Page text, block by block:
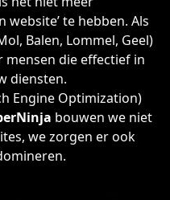
website’ te hebben. Als
Balen, Lommel, Geel)
die effectief in
diensten.
Engine Optimization)
bouwen we niet
we zorgen er ook